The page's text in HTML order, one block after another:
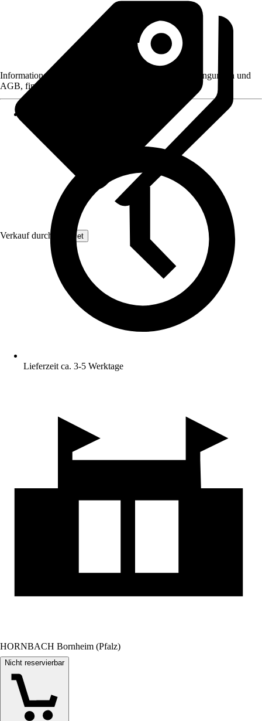
Verkauf durch: GarPet
Informationen des Verkäufers, wie z. B. Rückgabebedingungen und
AGB, finden Sie bei Klick auf den Verkäufernamen.
Lieferzeit ca. 3-5 Werktage
HORNBACH Bornheim (Pfalz)
Nicht reservierbar